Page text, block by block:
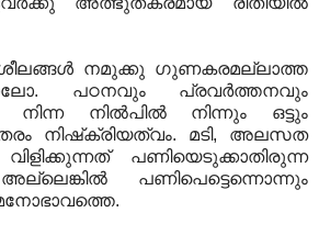
നമുക്കു ഗുണകരമല്ലാത്ത
പഠനവും പ്രവര്‍ത്തനവും
നിന്ന നില്‍പില്‍ നിന്നും ഒട്ടും
നിഷ്‌ക്രിയത്വം. മടി, അലസത
പണിയെടുക്കാതിരുന്ന
പണിപെട്ടെന്നൊന്നും